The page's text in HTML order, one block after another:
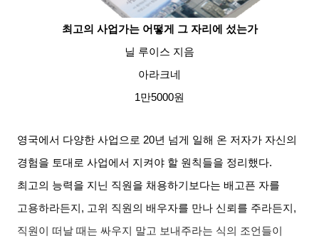
최고의 사업가는 어떻게 그 자리에 섰는가
닐 루이스 지음
아라크네
1만5000원
영국에서 다양한 사업으로20년 넘게 일해 온 저자가 자신의
경험을 토대로 사업에서 지켜야 할 원칙들을 정리했다.
최고의 능력을 지닌 직원을 채용하기보다는 배고픈 자를
고용하라든지 , 고위 직원의 배우자를 만나 신뢰를 주라든지 ,
직원이 떠날 때는 싸우지 말고 보내주라는 식의 조언들이